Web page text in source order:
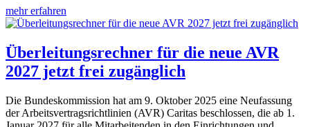
mehr erfahren
Überleitungsrechner für die neue AVR
2027 jetzt frei zugänglich
Die Bundeskommission hat am 9. Oktober 2025 eine Neufassung
der Arbeitsvertragsrichtlinien (AVR) Caritas beschlossen, die ab 1.